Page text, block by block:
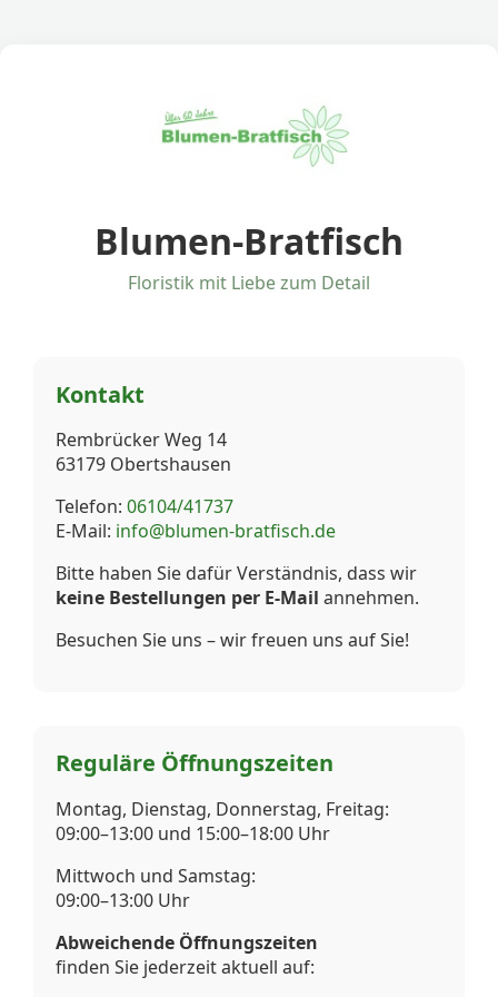
Blumen-Bratfisch
Floristik mit Liebe zum Detail
Kontakt
Rembrücker Weg 14
63179 Obertshausen
Telefon: 06104/41737
E-Mail: info@blumen-bratfisch.de
Bitte haben Sie dafür Verständnis, dass wir
keine Bestellungen per E-Mail annehmen.
Besuchen Sie uns – wir freuen uns auf Sie!
Reguläre Öffnungszeiten
Montag, Dienstag, Donnerstag, Freitag:
09:00–13:00 und 15:00–18:00 Uhr
Mittwoch und Samstag:
09:00–13:00 Uhr
Abweichende Öffnungszeiten
finden Sie jederzeit aktuell auf: